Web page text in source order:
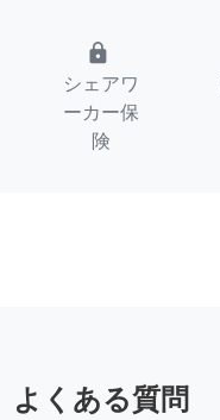
lock
シェアワ
ーカー保
険
よくある質問